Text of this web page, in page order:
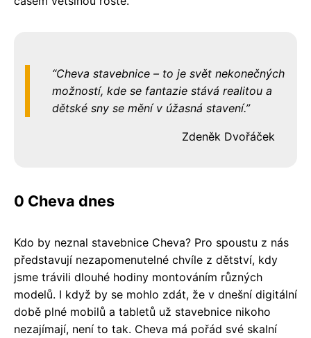
Cheva stavebnice – to je svět nekonečných
možností, kde se fantazie stává realitou a
dětské sny se mění v úžasná stavení.
Zdeněk Dvořáček
0 Cheva dnes
Kdo by neznal stavebnice Cheva? Pro spoustu z nás
představují nezapomenutelné chvíle z dětství, kdy
jsme trávili dlouhé hodiny montováním různých
modelů. I když by se mohlo zdát, že v dnešní digitální
době plné mobilů a tabletů už stavebnice nikoho
nezajímají, není to tak. Cheva má pořád své skalní